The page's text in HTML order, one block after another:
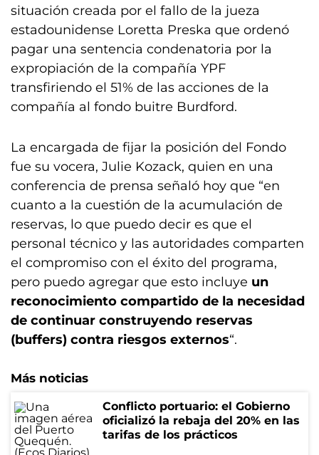
situación creada por el fallo de la jueza
estadounidense Loretta Preska que ordenó
pagar una sentencia condenatoria por la
expropiación de la compañía YPF
transfiriendo el 51% de las acciones de la
compañía al fondo buitre Burdford.
La encargada de fijar la posición del Fondo
fue su vocera, Julie Kozack, quien en una
conferencia de prensa señaló hoy que “en
cuanto a la cuestión de la acumulación de
reservas, lo que puedo decir es que el
personal técnico y las autoridades comparten
el compromiso con el éxito del programa,
pero puedo agregar que esto incluye un
reconocimiento compartido de la necesidad
de continuar construyendo reservas
(buffers) contra riesgos externos“.
Más noticias
Conflicto portuario: el Gobierno
oficializó la rebaja del 20% en las
tarifas de los prácticos